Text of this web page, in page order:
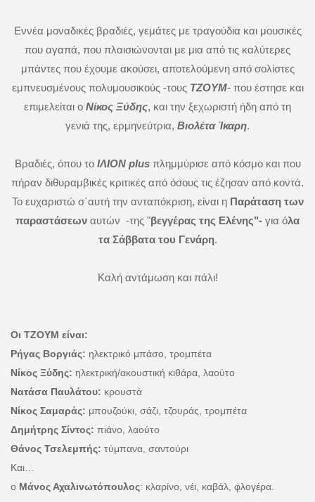
Εννέα μοναδικές βραδιές, γεμάτες με τραγούδια και μουσικές
που αγαπά, που πλαισιώνονται με μια από τις καλύτερες
μπάντες που έχουμε ακούσει, αποτελούμενη από σολίστες
εμπνευσμένους πολυμουσικούς -τους TZOYM- που έστησε και
επιμελείται ο Νίκος Ξύδης, και την ξεχωριστή ήδη από τη
γενιά της, ερμηνεύτρια, Βιολέτα Ίκαρη.
Bραδιές, όπου το ΙΛΙΟΝ plusπλημμύρισε από κόσμο και που
πήραν διθυραμβικές κριτικές από όσους τις έζησαν από κοντά.
Το ευχαριστώ σ΄αυτή την ανταπόκριση, είναι η Παράταση των
παραστάσεων αυτών -της "βεγγέρας της Ελένης"- για όλα
τα Σάββατα του Γενάρη.
Καλή αντάμωση και πάλι!
Οι ΤΖΟΥΜ είναι:
Ρήγας Βοργιάς: ηλεκτρικό μπάσο, τρομπέτα
Νίκος Ξύδης: ηλεκτρική/ακουστική κιθάρα, λαούτο
Νατάσα Παυλάτου: κρουστά
Νίκος Σαμαράς: μπουζούκι, σάζι, τζουράς, τρομπέτα
Δημήτρης Σίντος: πιάνο, λαούτο
Θάνος Τσελεμπής: τύμπανα, σαντούρι
Και…
ο Μάνος Αχαλινωτόπουλος: κλαρίνο, νέι, καβάλ, φλογέρα.